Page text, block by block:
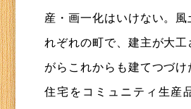
産・画一化はいけない。風
れぞれの町で、建主が大工
がらこれからも建てつづけ
住宅をコミュニティ生産